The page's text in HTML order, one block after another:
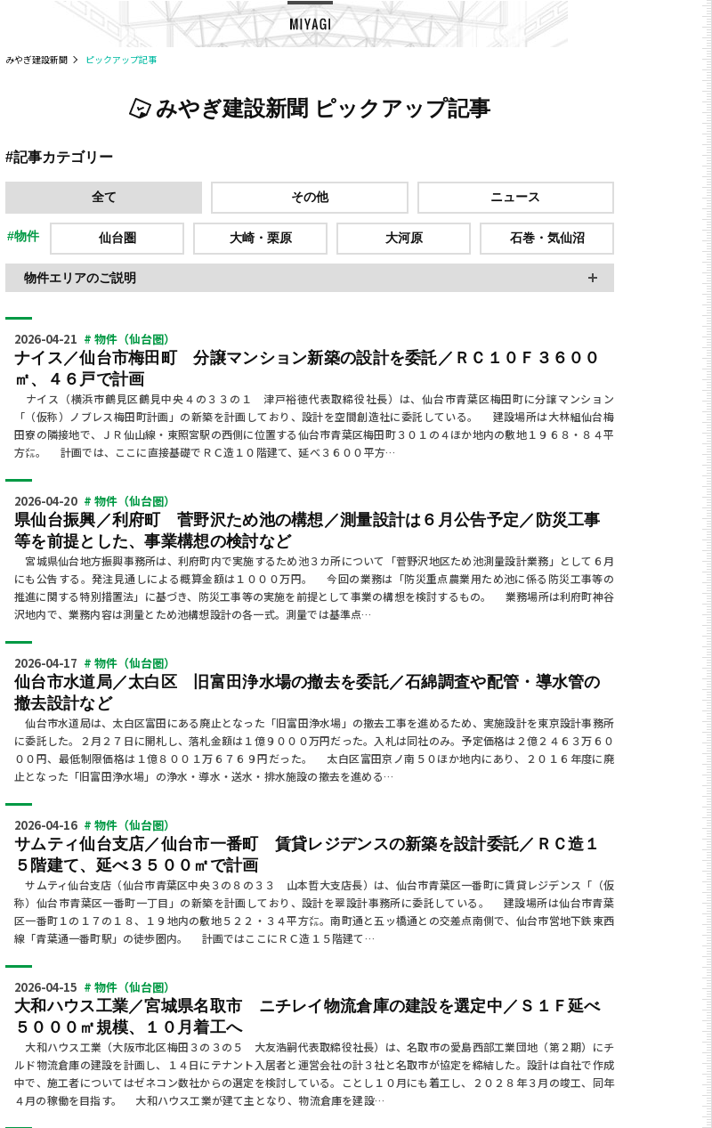
みやぎ建設新聞 ピックアップ記事
みやぎ建設新聞 ピックアップ記事
#記事カテゴリー
全て その他 ニュース
#物件 仙台圏 大崎・栗原 大河原 石巻・気仙沼
物件エリアのご説明
2026-04-21 # 物件（仙台圏）
ナイス／仙台市梅田町 分譲マンション新築の設計を委託／ＲＣ１０Ｆ３６００
㎡、４６戸で計画
ナイス（横浜市鶴見区鶴見中央４の３３の１ 津戸裕徳代表取締役社長）は、仙台市青葉区梅田町に分譲マンション
「（仮称）ノブレス梅田町計画」の新築を計画しており、設計を空間創造社に委託している。 建設場所は大林組仙台梅
田寮の隣接地で、ＪＲ仙山線・東照宮駅の西側に位置する仙台市青葉区梅田町３０１の４ほか地内の敷地１９６８・８４平
方㍍。 計画では、ここに直接基礎でＲＣ造１０階建て、延べ３６００平方…
2026-04-20 # 物件（仙台圏）
県仙台振興／利府町 菅野沢ため池の構想／測量設計は６月公告予定／防災工事
等を前提とした、事業構想の検討など
宮城県仙台地方振興事務所は、利府町内で実施するため池３カ所について「菅野沢地区ため池測量設計業務」として６月
にも公告する。発注見通しによる概算金額は１０００万円。 今回の業務は「防災重点農業用ため池に係る防災工事等の
推進に関する特別措置法」に基づき、防災工事等の実施を前提として事業の構想を検討するもの。 業務場所は利府町神谷
沢地内で、業務内容は測量とため池構想設計の各一式。測量では基準点…
2026-04-17 # 物件（仙台圏）
仙台市水道局／太白区 旧富田浄水場の撤去を委託／石綿調査や配管・導水管の
撤去設計など
仙台市水道局は、太白区富田にある廃止となった「旧富田浄水場」の撤去工事を進めるため、実施設計を東京設計事務所
に委託した。２月２７日に開札し、落札金額は１億９０００万円だった。入札は同社のみ。予定価格は２億２４６３万６０
００円、最低制限価格は１億８００１万６７６９円だった。 太白区富田京ノ南５０ほか地内にあり、２０１６年度に廃
止となった「旧富田浄水場」の浄水・導水・送水・排水施設の撤去を進める…
2026-04-16 # 物件（仙台圏）
サムティ仙台支店／仙台市一番町 賃貸レジデンスの新築を設計委託／ＲＣ造１
５階建て、延べ３５００㎡で計画
サムティ仙台支店（仙台市青葉区中央３の８の３３ 山本哲大支店長）は、仙台市青葉区一番町に賃貸レジデンス「（仮
称）仙台市青葉区一番町一丁目」の新築を計画しており、設計を翠設計事務所に委託している。 建設場所は仙台市青葉
区一番町１の１７の１８、１９地内の敷地５２２・３４平方㍍。南町通と五ッ橋通との交差点南側で、仙台市営地下鉄東西
線「青葉通一番町駅」の徒歩圏内。 計画ではここにＲＣ造１５階建て…
2026-04-15 # 物件（仙台圏）
大和ハウス工業／宮城県名取市 ニチレイ物流倉庫の建設を選定中／Ｓ１Ｆ延べ
５０００㎡規模、１０月着工へ
大和ハウス工業（大阪市北区梅田３の３の５ 大友浩嗣代表取締役社長）は、名取市の愛島西部工業団地（第２期）にチ
ルド物流倉庫の建設を計画し、１４日にテナント入居者と運営会社の計３社と名取市が協定を締結した。設計は自社で作成
中で、施工者についてはゼネコン数社からの選定を検討している。ことし１０月にも着工し、２０２８年３月の竣工、同年
４月の稼働を目指す。 大和ハウス工業が建て主となり、物流倉庫を建設…